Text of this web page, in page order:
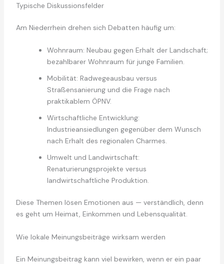
Typische Diskussionsfelder
Am Niederrhein drehen sich Debatten häufig um:
Wohnraum: Neubau gegen Erhalt der Landschaft;
bezahlbarer Wohnraum für junge Familien.
Mobilität: Radwegeausbau versus
Straßensanierung und die Frage nach
praktikablem ÖPNV.
Wirtschaftliche Entwicklung:
Industrieansiedlungen gegenüber dem Wunsch
nach Erhalt des regionalen Charmes.
Umwelt und Landwirtschaft:
Renaturierungsprojekte versus
landwirtschaftliche Produktion.
Diese Themen lösen Emotionen aus — verständlich, denn
es geht um Heimat, Einkommen und Lebensqualität.
Wie lokale Meinungsbeiträge wirksam werden
Ein Meinungsbeitrag kann viel bewirken, wenn er ein paar